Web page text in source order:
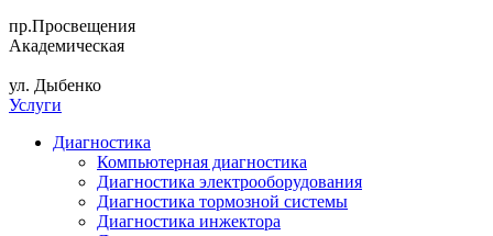
пр.Просвещения
Академическая
ул. Дыбенко
Услуги
Диагностика
Компьютерная диагностика
Диагностика электрооборудования
Диагностика тормозной системы
Диагностика инжектора